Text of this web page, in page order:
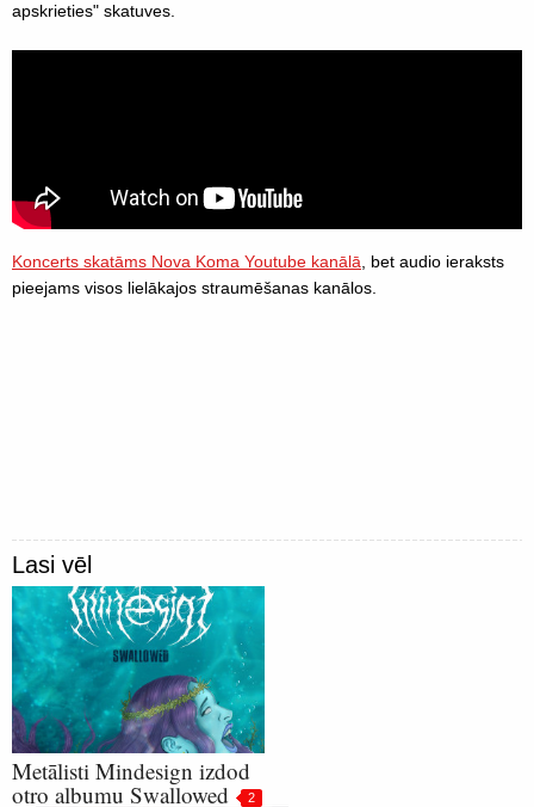
apskrieties" skatuves.
Koncerts skatāms Nova Koma Youtube kanālā , bet audio ieraksts
pieejams visos lielākajos straumēšanas kanālos.
Lasi vēl
Metālisti Mindesign izdod
otro albumu Swallowed
2